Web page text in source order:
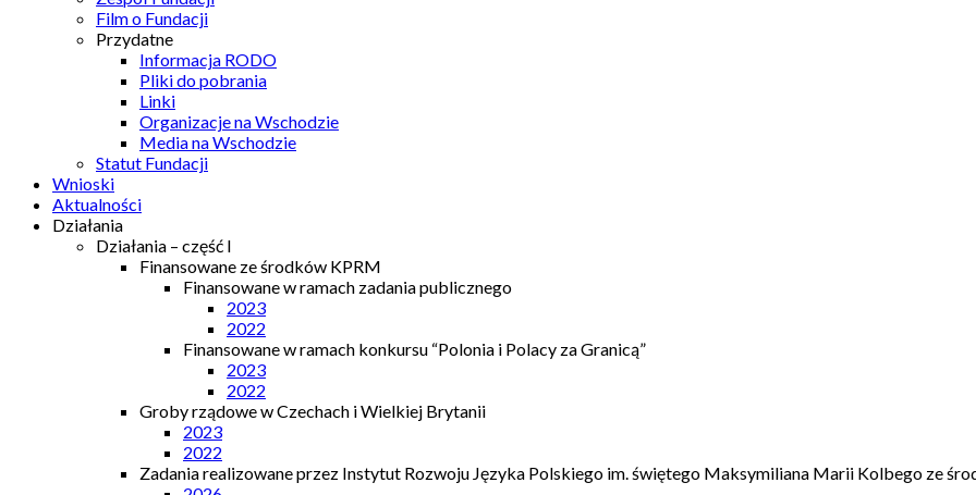
Film o Fundacji
Przydatne
Informacja RODO
Pliki do pobrania
Linki
Organizacje na Wschodzie
Media na Wschodzie
Statut Fundacji
Wnioski
Aktualności
Działania
Działania – część I
Finansowane ze środków KPRM
Finansowane w ramach zadania publicznego
2023
2022
Finansowane w ramach konkursu “Polonia i Polacy za Granicą”
2023
2022
Groby rządowe w Czechach i Wielkiej Brytanii
2023
2022
Zadania realizowane przez Instytut Rozwoju Języka Polskiego im. świętego Maksymiliana Marii Kolbego ze